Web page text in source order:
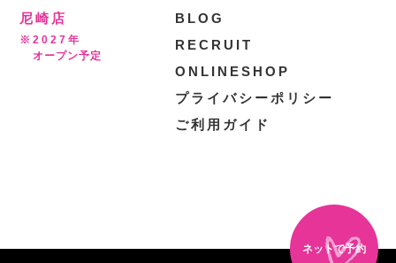
ネットで予約
尼崎店
※2027年
オープン予定
BLOG
RECRUIT
ONLINESHOP
プライバシーポリシー
ご利用ガイド